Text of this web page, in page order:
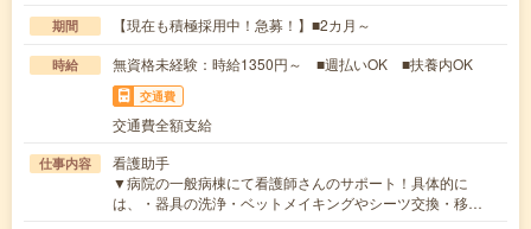
期間 【現在も積極採用中！急募！】■2カ月～
時給 無資格未経験：時給1350円～ ■週払いOK ■扶養内OK
交通費
交通費全額支給
仕事内容
看護助手
▼病院の一般病棟にて看護師さんのサポート！具体的に
は、・器具の洗浄・ベットメイキングやシーツ交換・移…